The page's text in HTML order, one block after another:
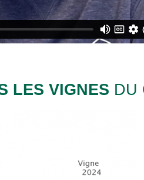
LES VIGNES DU